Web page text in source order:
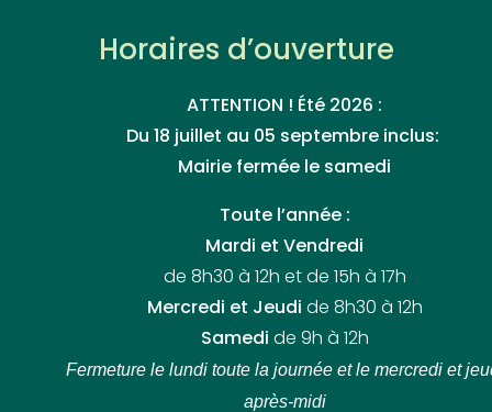
Horaires d’ouverture
ATTENTION ! Été 2026 :
Du 18 juillet au 05 septembre inclus:
Mairie fermée le samedi
Toute l’année :
Mardi et Vendredi
de 8h30 à 12h et de 15h à 17h
Mercredi et Jeudi de 8h30 à 12h
Samedi de 9h à 12h
Fermeture le lundi toute la journée et le mercredi et
après-midi